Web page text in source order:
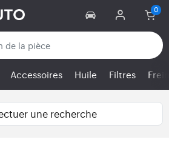
Accessoires Huile Filtres
une recherche